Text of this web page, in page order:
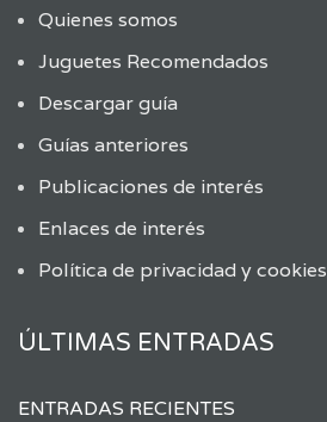
Quienes somos
Juguetes Recomendados
Descargar guía
Guías anteriores
Publicaciones de interés
Enlaces de interés
Política de privacidad y cookies
ÚLTIMAS ENTRADAS
ENTRADAS RECIENTES